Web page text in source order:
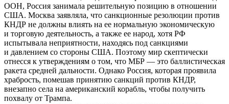
ООН, Россия занимала решительную позицию в отношении
США. Москва заявляла, что санкционные резолюции против
КНДР не должны влиять на ее нормальную экономическую
и торговую деятельность, а также ее народ, хотя РФ
испытывала неприятности, находясь под санкциями
и давлением со стороны США. Поэтому мир скептически
отнесся к утверждениям о том, что МБР — это баллистическая
ракета средней дальности. Однако Россия, которая проявила
храбрость, помешав принятию санкций против КНДР,
внезапно села на американский корабль, чтобы получить
похвалу от Трампа.